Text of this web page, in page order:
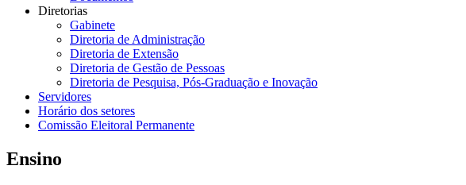
Diretorias
Gabinete
Diretoria de Administração
Diretoria de Extensão
Diretoria de Gestão de Pessoas
Diretoria de Pesquisa, Pós-Graduação e Inovação
Servidores
Horário dos setores
Comissão Eleitoral Permanente
Ensino